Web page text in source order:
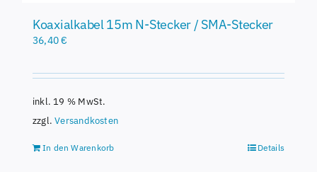
Koaxialkabel 15m N-Stecker / SMA-Stecker
36,40€
inkl. 19 % MwSt.
zzgl.Versandkosten
In den Warenkorb Details